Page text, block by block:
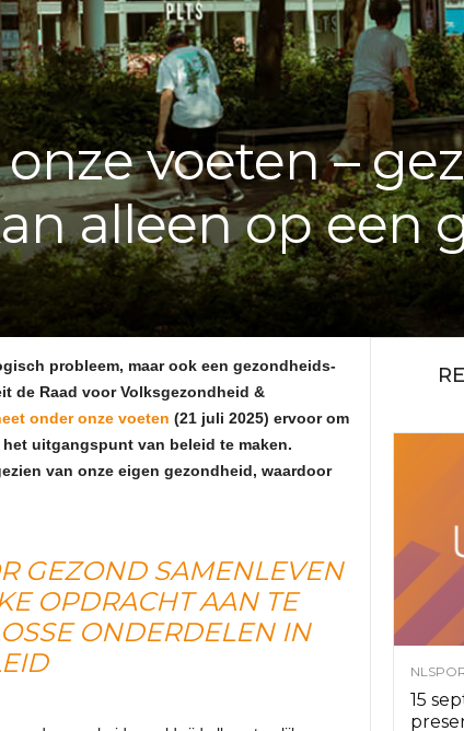
voeten –
alleen op een
probleem, maar ook een gezondheids-
de Raad voor Volksgezondheid &
onder onze voeten (21 juli 2025) ervoor om
uitgangspunt van beleid te maken.
van onze eigen gezondheid, waardoor
GEZOND SAMENLEVEN
OPDRACHT AAN TE
ONDERDELEN IN
15